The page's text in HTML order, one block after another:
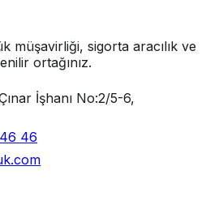
müşavirliği, sigorta aracılık ve
ortağınız.
İşhanı No:2/5-6,
46